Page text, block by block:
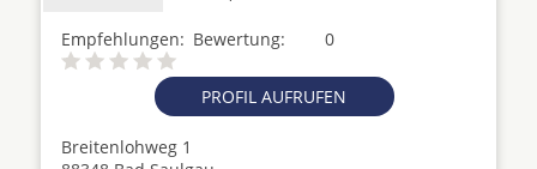
Empfehlungen: 0
Bewertung:
PROFIL AUFRUFEN
Breitenlohweg 1